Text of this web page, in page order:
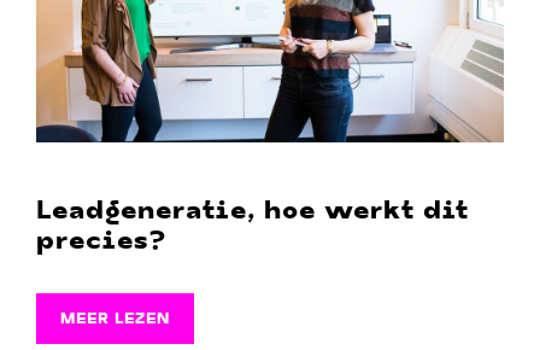
Leadgeneratie, hoe werkt dit
precies?
MEER LEZEN